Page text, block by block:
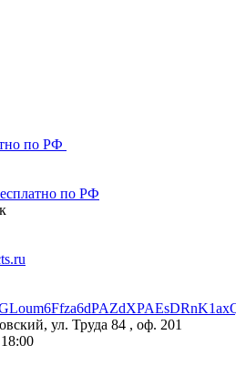
по РФ
по РФ
ул. Труда 84 , оф. 201